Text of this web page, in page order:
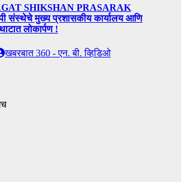
SHIKSHAN PRASARAK
संस्थेचे मुख्य प्रशासकीय कार्यालय आणि
लोकार्पण !
खबरबात 360 - एन. बी. व्हिडिओ